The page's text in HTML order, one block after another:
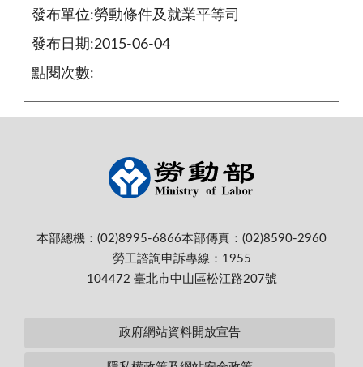
發布單位:勞動條件及就業平等司
發布日期:2015-06-04
點閱次數:
本部總機：(02)8995-6866本部傳真：(02)8590-2960
勞工諮詢申訴專線：1955
104472 臺北市中山區松江路207號
政府網站資料開放宣告